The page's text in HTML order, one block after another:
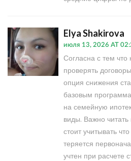
Elya Shakirova
июля 13, 2026 AT
Согласна с тем
проверять
опция снижения
базовым
на семейную
виды. Важно
стоит учитывать
теряется
учтен при расчете